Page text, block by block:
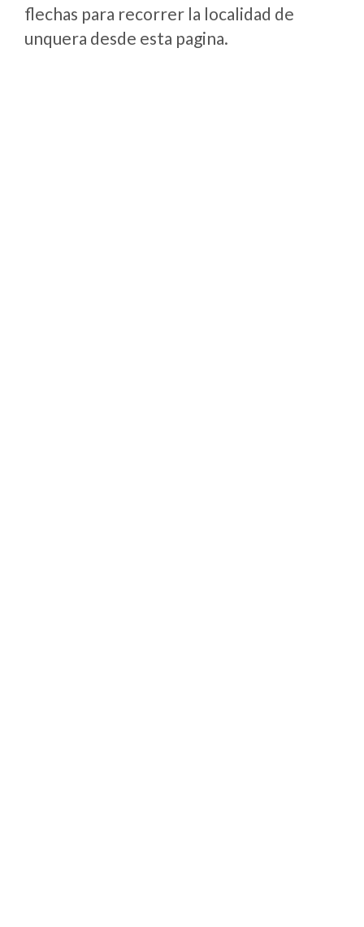
flechas para recorrer la localidad de
unquera desde esta pagina.